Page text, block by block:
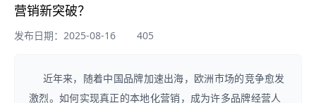
营销新突破？
发布日期：2025-08-16 405
近年来，随着中国品牌加速出海，欧洲市场的竞争愈发
激烈。如何实现真正的本地化营销，成为许多品牌经营人